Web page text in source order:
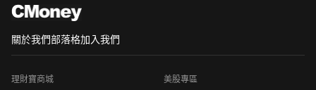
關於我們部落格加入我們
理財寶商城 美股專區